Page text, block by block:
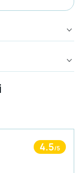
4.5/5